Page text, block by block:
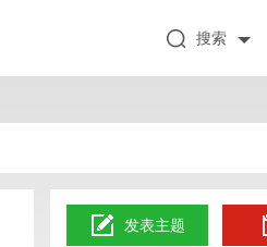
搜索
发表主题